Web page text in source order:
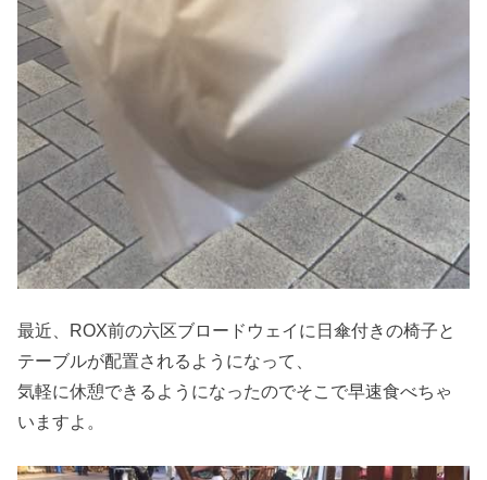
最近、ROX前の六区ブロードウェイに日傘付きの椅子と
テーブルが配置されるようになって、
気軽に休憩できるようになったのでそこで早速食べちゃ
いますよ。